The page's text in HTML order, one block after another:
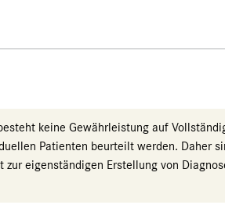
keine Gewährleistung auf
Patienten beurteilt werden. Daher
eigenständigen Erstellung von